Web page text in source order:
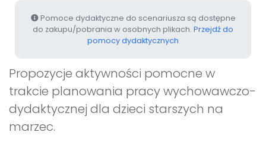
Pomoce dydaktyczne do scenariusza są dostępne
do zakupu/pobrania w osobnych plikach. Przejdź do
pomocy dydaktycznych
Propozycje aktywności pomocne w
trakcie planowania pracy wychowawczo-
dydaktycznej dla dzieci starszych na
marzec.